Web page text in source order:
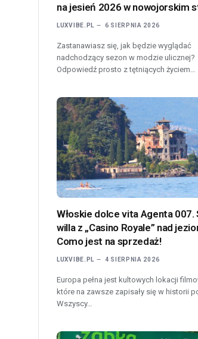
na jesień 2026 w nowojorskim
LUXVIBE.PL 6 SIERPNIA 2026
Zastanawiasz się, jak będzie wyglądać
nadchodzący sezon w modzie ulicznej?
Odpowiedź prosto z tętniących życiem…
Włoskie dolce vita Agenta 007.
willa z „Casino Royale” nad
Como jest na sprzedaż!
LUXVIBE.PL 4 SIERPNIA 2026
Europa pełna jest kultowych lokacji
które na zawsze zapisały się w historii
Wszyscy…